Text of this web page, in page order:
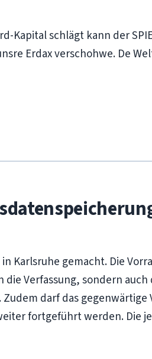
Kapital schlägt kann der
Erdax verschohwe. De
Karlsruhe gemacht. Die
Verfassung, sondern
darf das gegenwärtige
fortgeführt werden. Die